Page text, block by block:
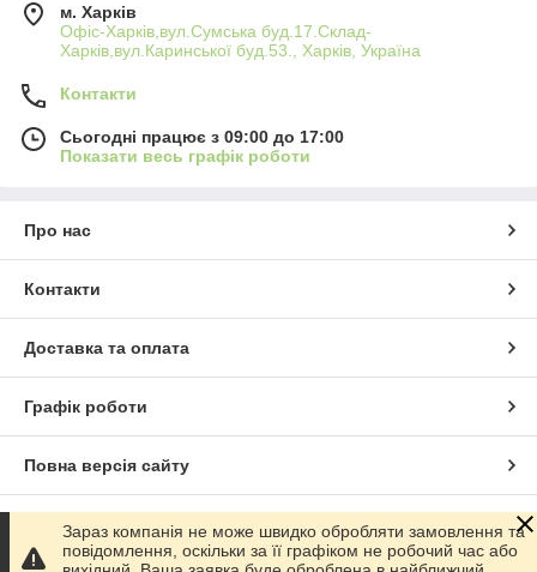
м. Харків
Офіс-Харків,вул.Сумська буд.17.Склад-
Харків,вул.Каринської буд.53., Харків, Україна
Контакти
Сьогодні працює з 09:00 до 17:00
Показати весь графік роботи
Про нас
Контакти
Доставка та оплата
Графік роботи
Повна версія сайту
Сайт створено на маркетплейсі Prom.ua
Зараз компанія не може швидко обробляти замовлення та
повідомлення, оскільки за її графіком не робочий час або